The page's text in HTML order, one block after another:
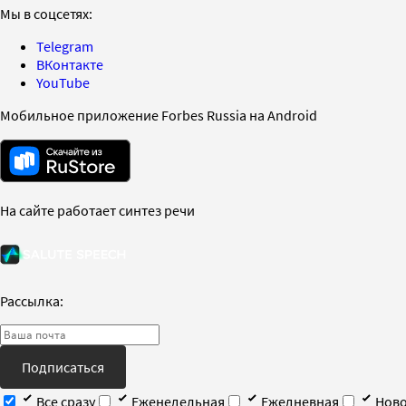
Мы в соцсетях:
Telegram
ВКонтакте
YouTube
Мобильное приложение Forbes Russia на Android
На сайте работает синтез речи
Рассылка:
Подписаться
Все сразу
Еженедельная Ежедневная